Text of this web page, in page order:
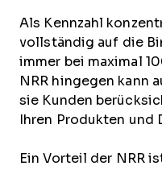
Als Kennzahl
vollständig auf die
immer bei maximal
NRR hingegen kann
sie Kunden
Ihren Produkten
Ein Vorteil der NRR